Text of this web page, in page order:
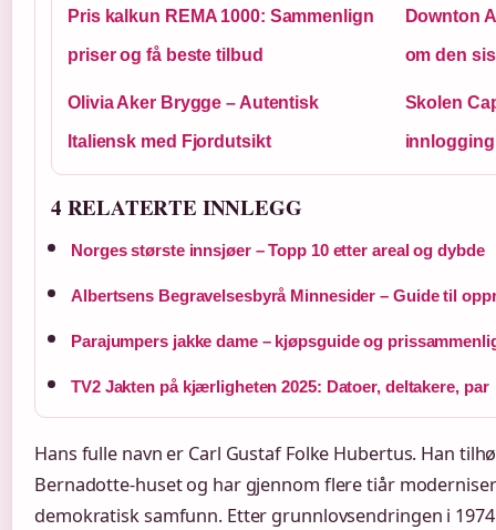
Pris kalkun REMA 1000: Sammenlign
priser og få beste tilbud
Downton
om den
Olivia Aker Brygge – Autentisk
Italiensk med Fjordutsikt
Skolen
4 RELATERTE INNLEGG
Norges største innsjøer – Topp 10 etter areal og dybde
Albertsens Begravelsesbyrå Minnesider – Guide til
Parajumpers jakke dame – kjøpsguide og
TV2 Jakten på kjærligheten 2025: Datoer, deltakere, par
Hans fulle navn er Carl Gustaf Folke Hubertus. Han
Bernadotte-huset og har gjennom flere tiår
demokratisk samfunn. Etter grunnlovsendringen i